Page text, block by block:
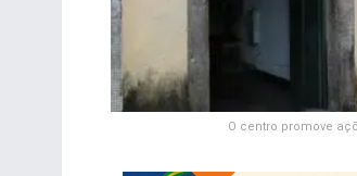
O centro promove